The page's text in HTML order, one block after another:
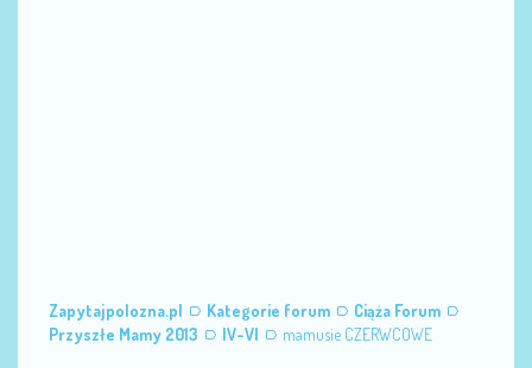
Zapytajpolozna.pl Kategorie forum
Ciąża Forum
Przyszłe Mamy 2013
IV-VI mamusie CZERWCOWE